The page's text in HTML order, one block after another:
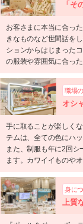
「そ
お客さまに本当に合っ
きなものなど世間話を
ションからはじまった
の服装や雰囲気に合っ
職場
オシ
手に取ることが楽しく
テムは、全ての色にハ
また、制服も年に2回
ます。カワイイものや
身に
上質